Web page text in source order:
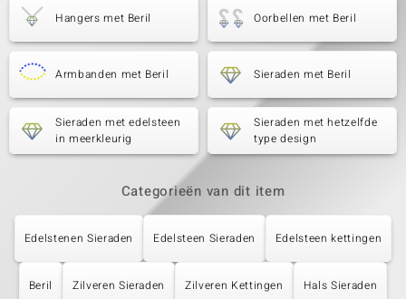
Hangers met Beril Oorbellen met Beril
Armbanden met Beril Sieraden met Beril
Sieraden met edelsteen
in meerkleurig
Sieraden met hetzelfde
type design
Categorieën van dit item
Edelstenen Sieraden Edelsteen Sieraden Edelsteen kettingen
Beril Zilveren Sieraden Zilveren Kettingen Hals Sieraden